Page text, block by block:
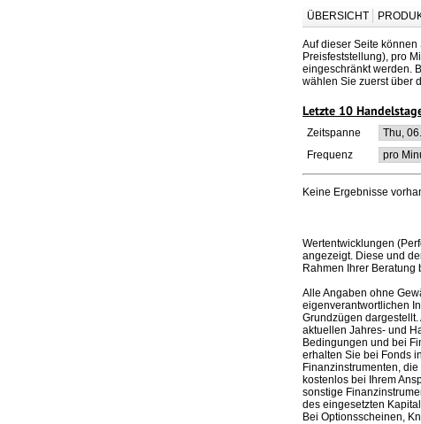
ÜBERSICHT
Auf dieser Seite
Preisfeststellung), pro
eingeschränkt werden.
wählen Sie zuerst über
Letzte 10
Zeitspanne
Frequenz
Keine Ergebnisse
Wertentwicklungen
angezeigt. Diese und
Rahmen Ihrer Beratung
Alle Angaben ohne
eigenverantwortlichen
Grundzügen
aktuellen Jahres- und
Bedingungen und bei
erhalten Sie bei Fonds
Finanzinstrumenten,
kostenlos bei Ihrem
sonstige
des eingesetzten
Bei Optionsscheinen,